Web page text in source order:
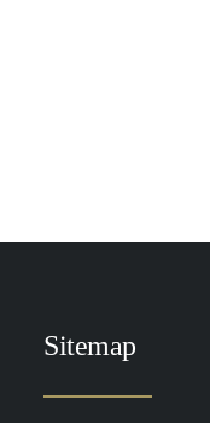
Sitemap